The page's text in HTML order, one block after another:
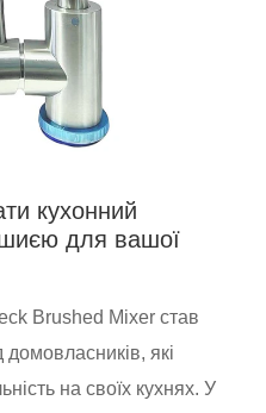
кухонний
шиєю для вашої
Brushed Mixer став
які
на своїх кухнях. У